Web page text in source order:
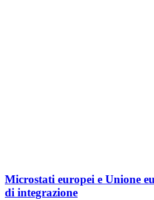
Microstati europei e Unione
di integrazione